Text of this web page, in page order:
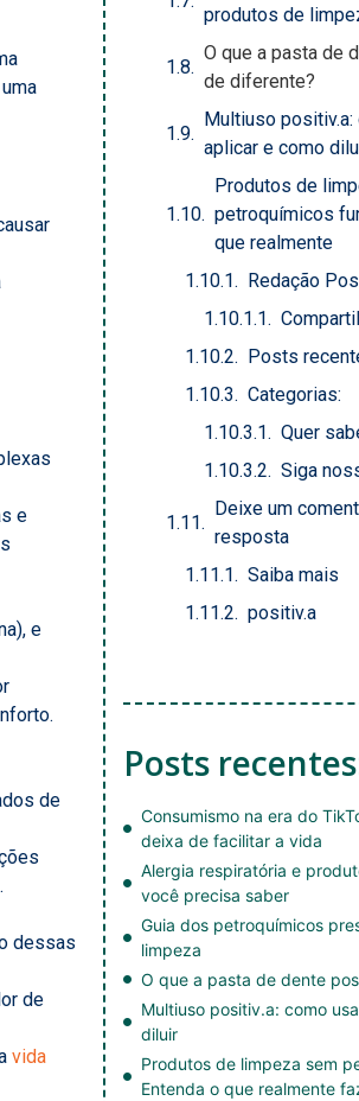
e
e
de
dessas
de
vida
produtos de
O que a pasta de
de diferente?
Multiuso positiv.a:
aplicar e como
Produtos de
petroquímicos
que realmente
Redação
Posts
Categorias:
Quer
Siga
Deixe um
resposta
Saiba mais
positiv.a
Posts
Consumismo na era do
deixa de facilitar a vida
Alergia respiratória e
você precisa saber
Guia dos petroquímicos
limpeza
O que a pasta de dente
Multiuso positiv.a: como
diluir
Produtos de limpeza sem
Entenda o que realmente